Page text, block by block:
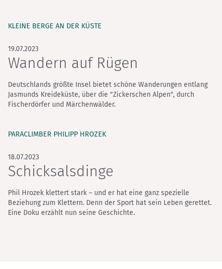
KLEINE BERGE AN DER KÜSTE
19.07.2023
Wandern auf Rügen
Deutschlands größte Insel bietet schöne Wanderungen entlang
Jasmunds Kreideküste, über die "Zickerschen Alpen", durch
Fischerdörfer und Märchenwälder.
PARACLIMBER PHILIPP HROZEK
18.07.2023
Schicksalsdinge
Phil Hrozek klettert stark – und er hat eine ganz spezielle
Beziehung zum Klettern. Denn der Sport hat sein Leben gerettet.
Eine Doku erzählt nun seine Geschichte.